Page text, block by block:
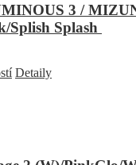
3 /
Splish Splash
Detaily